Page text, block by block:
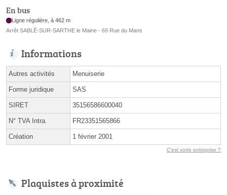
En bus
Ligne régulière, à 462 m
Arrêt SABLÉ-SUR-SARTHE le Maine - 69 Rue du Mans
Informations
Autres activités Menuiserie
Forme juridique SAS
SIRET 35156586600040
N° TVA Intra. FR23351565866
Création 1 février 2001
C'est votre entreprise ?
Plaquistes à proximité